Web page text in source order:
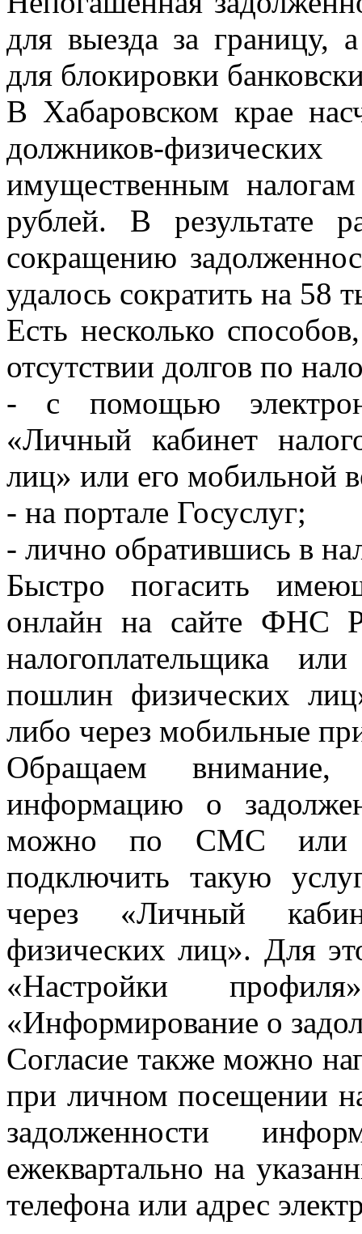
для выезда за границу,
для блокировки
В Хабаровском крае
должников-
имущественным
рублей. В результате
сокращению
удалось сократить на 58
Есть несколько
отсутствии долгов по
- с помощью
«Личный кабинет
лиц» или его мобильной
- на портале Госуслуг;
- лично обратившись в
Быстро погасить
онлайн на сайте ФНС
налогоплательщика
пошлин физических
либо через мобильные
Обращаем внимание,
информацию о
можно по СМС или
подключить такую
через «Личный
физических лиц». Для
«Настройки
«Информирование о
Согласие также можно
при личном посещении
задолженности
ежеквартально на
телефона или адрес